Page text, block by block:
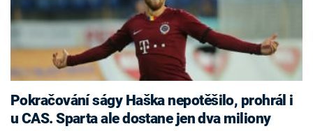
Pokračování ságy Haška nepotěšilo, prohrál i
u CAS. Sparta ale dostane jen dva miliony